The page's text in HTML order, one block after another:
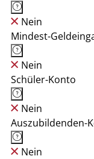
Nein
Mindest-
Nein
Schüler-Konto
Nein
Auszubildenden-
Nein